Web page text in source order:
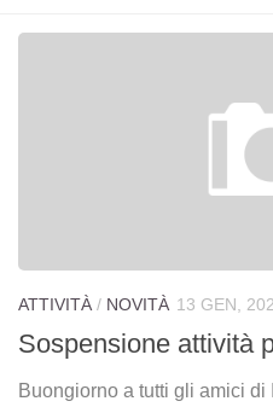
Rocca Canavese
SUSS Ciriè
UTIM
ATTIVITÀ / NOVITÀ 13 GEN,
Sospensione attività
Buongiorno a tutti gli amici di